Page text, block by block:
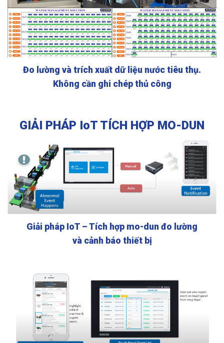
Đo lường và trích xuất dữ liệu nước tiêu thụ.
Không cần ghi chép thủ công
GIẢI PHÁP IoT TÍCH HỢP MO-DUN
Giải pháp IoT – Tích hợp mo-dun đo lường
và cảnh báo thiết bị